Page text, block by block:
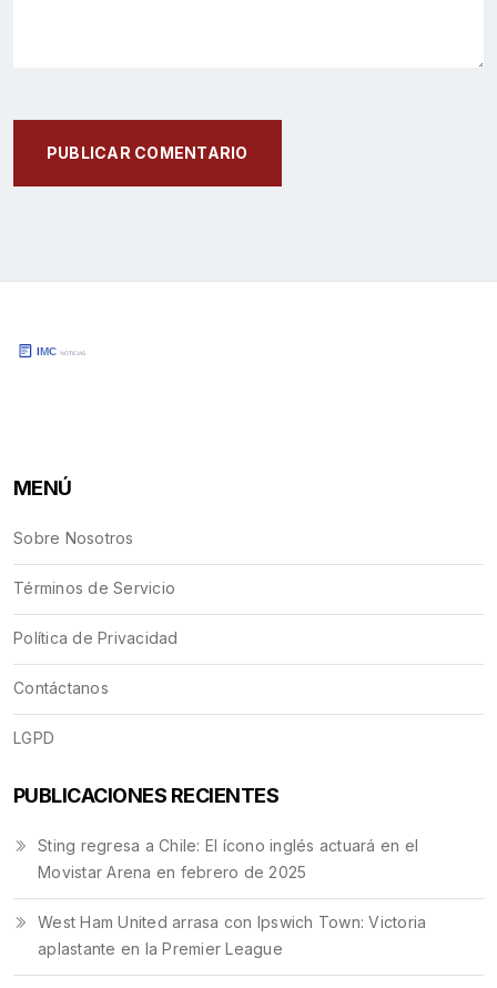
PUBLICAR COMENTARIO
MENÚ
Sobre Nosotros
Términos de Servicio
Política de Privacidad
Contáctanos
LGPD
PUBLICACIONES RECIENTES
Sting regresa a Chile: El ícono inglés actuará en el
Movistar Arena en febrero de 2025
West Ham United arrasa con Ipswich Town: Victoria
aplastante en la Premier League